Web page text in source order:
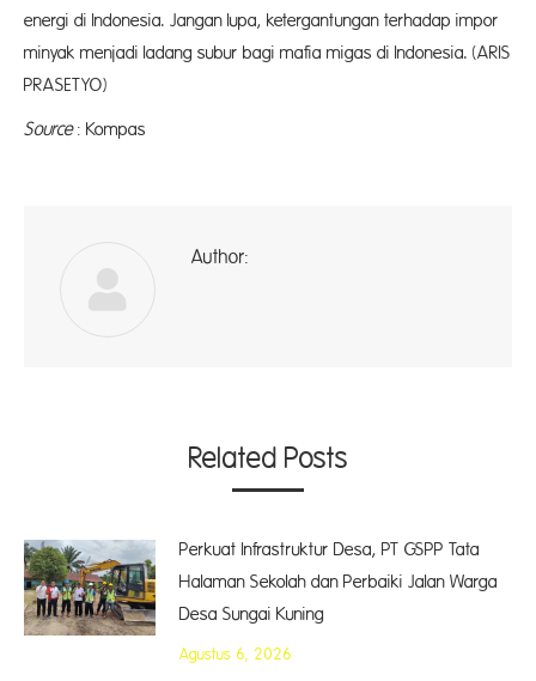
energi di Indonesia. Jangan lupa, ketergantungan terhadap impor
minyak menjadi ladang subur bagi mafia migas di Indonesia. (ARIS
PRASETYO)
Source: Kompas
Author:
Related Posts
Perkuat Infrastruktur Desa, PT GSPP Tata
Halaman Sekolah dan Perbaiki Jalan Warga
Desa Sungai Kuning
Agustus 6, 2026